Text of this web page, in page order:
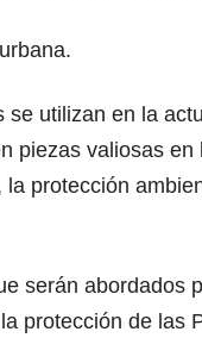
se utilizan en la
piezas valiosas
la protección
serán abordados
protección de las